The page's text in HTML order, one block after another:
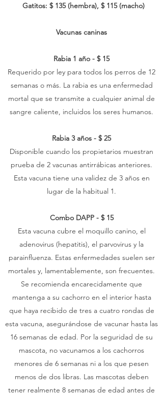
Gatitos: $ 135 (hembra), $ 115 (macho)
Vacunas caninas
Rabia 1 año - $ 15
Requerido por ley para todos los perros de 12
semanas o más. La rabia es una enfermedad
mortal que se transmite a cualquier animal de
sangre caliente, incluidos los seres humanos.
Rabia 3 años - $ 25
Disponible cuando los propietarios muestran
prueba de 2 vacunas antirrábicas anteriores.
Esta vacuna tiene una validez de 3 años en
lugar de la habitual 1.
Combo DAPP - $ 15
Esta vacuna cubre el moquillo canino, el
adenovirus (hepatitis), el parvovirus y la
parainfluenza. Estas enfermedades suelen ser
mortales y, lamentablemente, son frecuentes.
Se recomienda encarecidamente que
mantenga a su cachorro en el interior hasta
que haya recibido de tres a cuatro rondas de
esta vacuna, asegurándose de vacunar hasta las
16 semanas de edad. Por la seguridad de su
mascota, no vacunamos a los cachorros
menores de 6 semanas ni a los que pesen
menos de dos libras. Las mascotas deben
tener realmente 8 semanas de edad antes de